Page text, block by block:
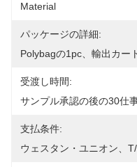
Material
パッケージの詳細:
Polybagの1pc、輸出カー
受渡し時間:
サンプル承認の後の30仕
支払条件:
ウェスタン・ユニオン、